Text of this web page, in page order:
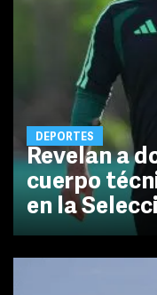
DEPORTES
Revelan a
cuerpo
en la